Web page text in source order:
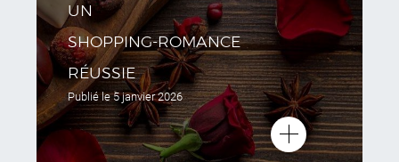
UN
SHOPPING‑ROMANCE
RÉUSSIE
Publié le5 janvier 2026